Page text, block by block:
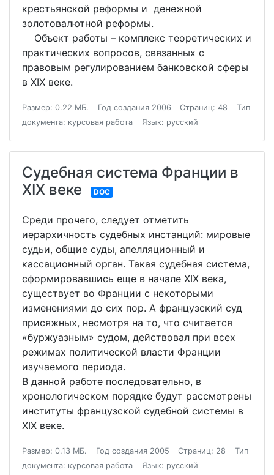
крестьянской реформы и денежной
золотовалютной реформы.
Объект работы – комплекс теоретических и
практических вопросов, связанных с
правовым регулированием банковской сферы
в XIX веке.
Размер: 0.22 МБ. Год создания 2006 Страниц: 48
Тип
документа: курсовая работа
Язык: русский
Судебная система Франции в
XIX веке
DOC
Среди прочего, следует отметить
иерархичность судебных инстанций: мировые
судьи, общие суды, апелляционный и
кассационный орган. Такая судебная система,
сформировавшись еще в начале XIX века,
существует во Франции с некоторыми
изменениями до сих пор. А французский суд
присяжных, несмотря на то, что считается
«буржуазным» судом, действовал при всех
режимах политической власти Франции
изучаемого периода.
В данной работе последовательно, в
хронологическом порядке будут рассмотрены
институты французской судебной системы в
XIX веке.
Размер: 0.13 МБ. Год создания 2005 Страниц: 28
Тип
документа: курсовая работа
Язык: русский